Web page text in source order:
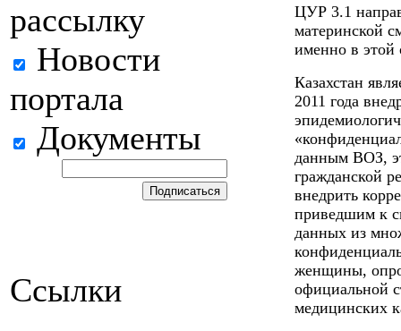
рассылку
Новости
портала
Документы
Ссылки
ЦУР 3.1
материнской
именно в этой
Казахстан
2011 года
данным ВОЗ,
гражданской
внедрить
приведшим к
данных из
женщины,
официальной
медицинских